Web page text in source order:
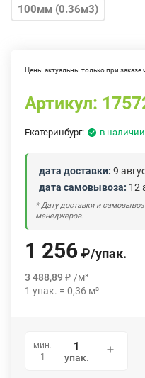
100мм (0.36м3)
Цены актуальны только при заказе
Артикул:
Екатеринбург: в наличии
дата доставки: 9
дата самовывоза: 12
* Дату доставки и
менеджеров.
1 256 ₽/упак.
3 488,89 ₽ /м³
1 упак. = 0,36 м³
мин.
1
упак.